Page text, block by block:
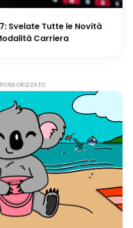
Svelate Tutte le Novità
Carriera